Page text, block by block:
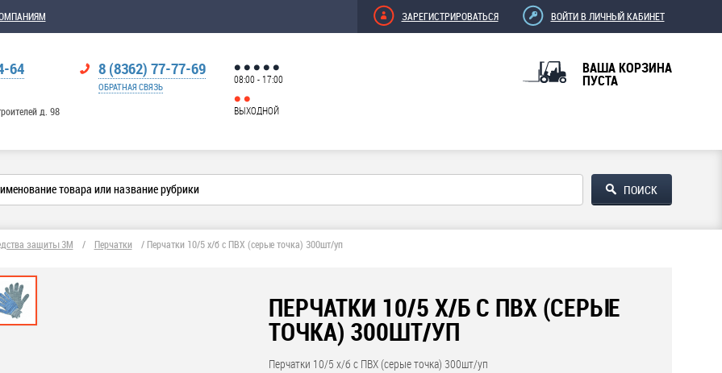
ЗАРЕГИСТРИРОВАТЬСЯ ВОЙТИ В ЛИЧНЫЙ КАБИНЕТ
64
д. 98
8 (8362) 77-77-69
ОБРАТНАЯ СВЯЗЬ
08:00 - 17:00
ВЫХОДНОЙ
ВАША КОРЗИНА
ПУСТА
защиты 3М / Перчатки / Перчатки 10/5 х/б с ПВХ (серые точка) 300шт/уп
ПЕРЧАТКИ 10/5 Х/Б С ПВХ (СЕРЫЕ
ТОЧКА) 300ШТ/УП
Перчатки 10/5 х/б с ПВХ (серые точка) 300шт/уп